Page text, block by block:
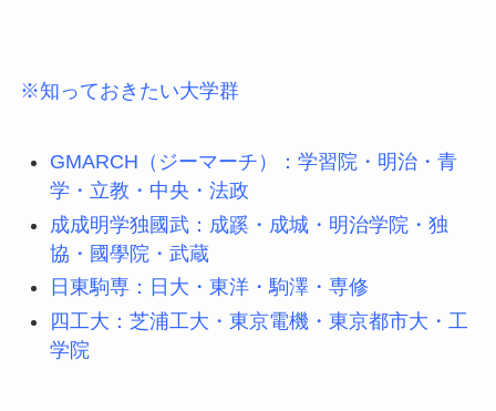
※知っておきたい大学群
GMARCH（ジーマーチ）：学習院・明治・青
学・立教・中央・法政
成成明学独國武：成蹊・成城・明治学院・独
協・國學院・武蔵
日東駒専：日大・東洋・駒澤・専修
四工大：芝浦工大・東京電機・東京都市大・工
学院